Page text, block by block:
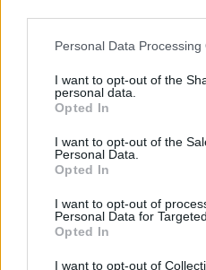
Personal Data Processing
I want to opt-out of the
personal data.
Opted In
I want to opt-out of the
Personal Data.
Opted In
I want to opt-out of
Personal Data for
Opted In
I want to opt-out of
ΚΙΛΑ ΑΝΟΡΕΞΙΑ